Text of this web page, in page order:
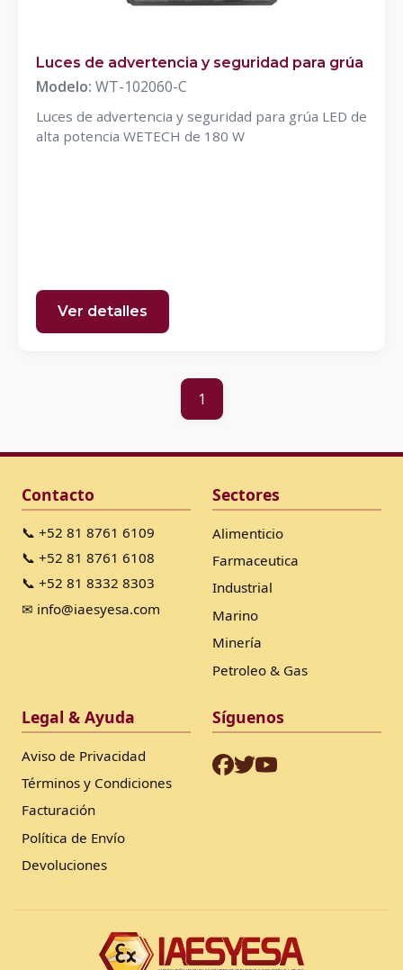
Luces de advertencia y seguridad para grúa
Modelo: WT-102060-C
Luces de advertencia y seguridad para grúa LED de
alta potencia WETECH de 180 W
Ver detalles
1
Contacto
📞 +52 81 8761 6109
📞 +52 81 8761 6108
📞 +52 81 8332 8303
✉ info@iaesyesa.com
Sectores
Alimenticio
Farmaceutica
Industrial
Marino
Minería
Petroleo & Gas
Legal & Ayuda
Aviso de Privacidad
Términos y Condiciones
Facturación
Política de Envío
Devoluciones
Síguenos